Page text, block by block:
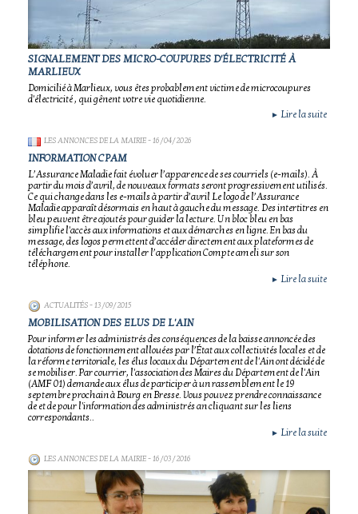
SIGNALEMENT DES MICRO-COUPURES D'ÉLECTRICITÉ À
MARLIEUX
Domicilié à Marlieux, vous êtes probablement victime de microcoupures
d'électricité , qui gênent votre vie quotidienne.
► Lire la suite
LES ANNONCES DE LA MAIRIE- 16/04/2026
INFORMATION CPAM
L’Assurance Maladie fait évoluer l’apparence de ses courriels (e-mails). À
partir du mois d’avril, de nouveaux formats seront progressivement utilisés.
Ce qui change dans les e-mails à partir d’avril Le logo de l’Assurance
Maladie apparaît désormais en haut à gauche du message. Des intertitres en
bleu peuvent être ajoutés pour guider la lecture. Un bloc bleu en bas
simplifie l'accès aux informations et aux démarches en ligne. En bas du
message, des logos permettent d’accéder directement aux plateformes de
téléchargement pour installer l’application Compte ameli sur son
téléphone.
► Lire la suite
ACTUALITÉS- 13/09/2015
MOBILISATION DES ELUS DE L'AIN
Pour informer les administrés des conséquences de la baisse annoncée des
dotations de fonctionnement allouées par l’État aux collectivités locales et de
la réforme territoriale, les élus locaux du Département de l'Ain ont décidé de
se mobiliser. Par courrier, l'association des Maires du Département de l'Ain
(AMF 01) demande aux élus de participer à un rassemblement le 19
septembre prochain à Bourg en Bresse. Vous pouvez prendre connaissance
de et de pour l'information des administrés an cliquant sur les liens
correspondants..
► Lire la suite
LES ANNONCES DE LA MAIRIE- 16/03/2016